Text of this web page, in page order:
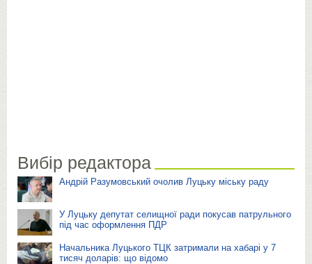
Вибір редактора
Андрій Разумовський очолив Луцьку міську раду
У Луцьку депутат селищної ради покусав патрульного
під час оформлення ПДР
Начальника Луцького ТЦК затримали на хабарі у 7
тисяч доларів: що відомо